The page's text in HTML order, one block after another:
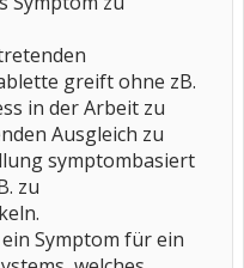
greift ohne zB.
in der Arbeit zu
Ausgleich zu
symptombasiert
zu
Symptom für ein